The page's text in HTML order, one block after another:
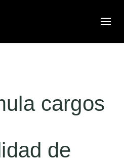
cargos
de